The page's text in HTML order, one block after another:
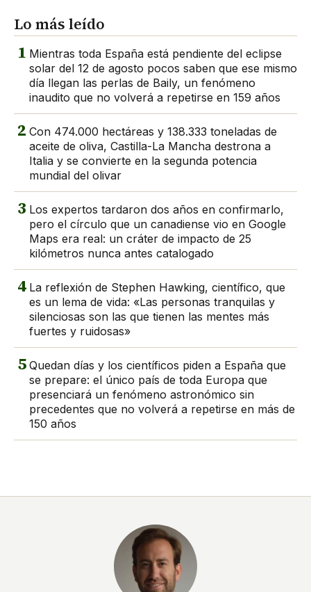
Lo más leído
1 Mientras toda España está pendiente del eclipse
solar del 12 de agosto pocos saben que ese mismo
día llegan las perlas de Baily, un fenómeno
inaudito que no volverá a repetirse en 159 años
2 Con 474.000 hectáreas y 138.333 toneladas de
aceite de oliva, Castilla-La Mancha destrona a
Italia y se convierte en la segunda potencia
mundial del olivar
3 Los expertos tardaron dos años en confirmarlo,
pero el círculo que un canadiense vio en Google
Maps era real: un cráter de impacto de 25
kilómetros nunca antes catalogado
4 La reflexión de Stephen Hawking, científico, que
es un lema de vida: «Las personas tranquilas y
silenciosas son las que tienen las mentes más
fuertes y ruidosas»
5 Quedan días y los científicos piden a España que
se prepare: el único país de toda Europa que
presenciará un fenómeno astronómico sin
precedentes que no volverá a repetirse en más de
150 años